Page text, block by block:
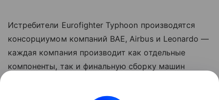
Истребители Eurofighter Typhoon производятся
консорциумом компаний BAE, Airbus и Leonardo —
каждая компания производит как отдельные
компоненты, так и финальную сборку машин
продолжает производство фюзеляжей на своем